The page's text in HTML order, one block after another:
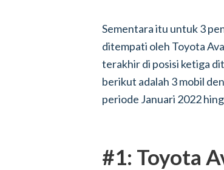
Sementara itu untuk 3
ditempati oleh Toyota
terakhir di posisi ketiga
berikut adalah 3 mobil
periode Januari 2022
#1: Toyota